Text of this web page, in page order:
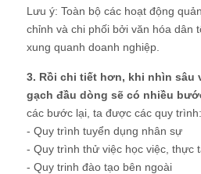
Lưu ý: Toàn bộ các hoạt động
chỉnh và chi phối bởi văn hóa dân
xung quanh doanh nghiệp.
3. Rồi chi tiết hơn, khi nhìn sâu
gạch đầu dòng sẽ có nhiều
các bước lại, ta được các quy trình:
- Quy trình tuyển dụng nhân sự
- Quy trình thử việc học việc, thực
- Quy trinh đào tạo bên ngoài